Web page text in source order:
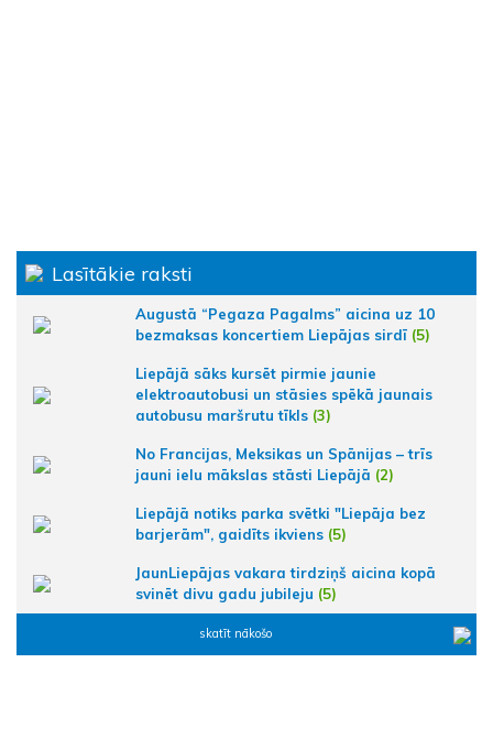
Lasītākie raksti
Augustā “Pegaza Pagalms” aicina uz 10
bezmaksas koncertiem Liepājas sirdī (5)
Liepājā sāks kursēt pirmie jaunie
elektroautobusi un stāsies spēkā jaunais
autobusu maršrutu tīkls (3)
No Francijas, Meksikas un Spānijas – trīs
jauni ielu mākslas stāsti Liepājā (2)
Liepājā notiks parka svētki "Liepāja bez
barjerām", gaidīts ikviens (5)
JaunLiepājas vakara tirdziņš aicina kopā
svinēt divu gadu jubileju (5)
skatīt nākošo